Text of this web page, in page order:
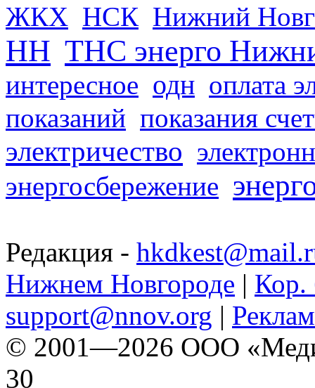
ЖКХ НСК Нижний
НН ТНС энерго
интересное одн оплата
показаний показания
электричество
энергосбережение
Редакция -
Нижнем Новгороде | Кор.
support@nnov.org |
© 2001—2026 ООО
30